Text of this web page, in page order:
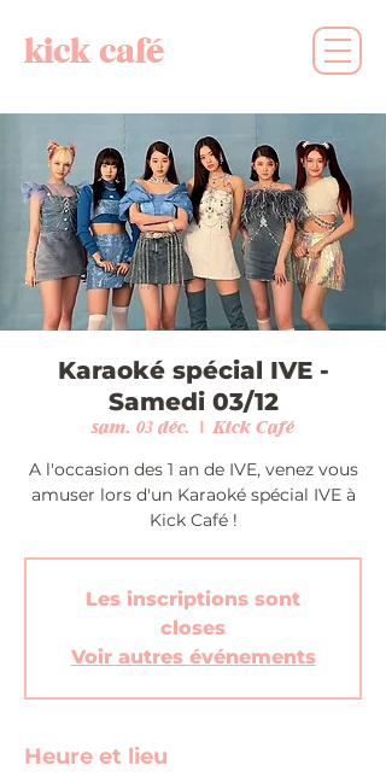
kick café
Karaoké spécial IVE -
Samedi 03/12
sam. 03 déc.
  |
Kick Café
A l'occasion des 1 an de IVE, venez vous
amuser lors d'un Karaoké spécial IVE à
Kick Café !
Les inscriptions sont
closes
Voir autres événements
Heure et lieu